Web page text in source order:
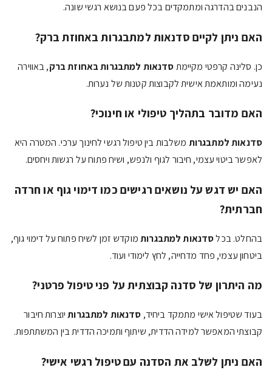
הנבנים בהדרגה ומתמקדים בכל פעם בנושא רגשי שונה.
האם ניתן לקיים סדנאות למתבגרות באחוזת ברק?
כן. סלינה קרפטי מקיימתסדנאות למתבגרות באחוזת ברק, באווירה
נעימה ומותאמת אישית לקבוצות קטנות של נערות.
האם מדובר בתהליך טיפולי או חינוכי?
סדנאות למתבגרות משלבות בין טיפול רגשי לחינוך ערכי. המטרה היא
לאפשר ביטוי עצמי, חיבור לגוף ולנפש, ושיח פתוח על רגשות ויחסים.
האם יש דגש על נושאים רגישים כמו דימוי גוף או חרדה
חברתית?
בהחלט. בכלסדנאות למתבגרותמוקדש זמן לשיח פתוח על דימוי גוף,
ביטחון עצמי, פחד מדחייה, לחץ לימודי ועוד.
מה היתרון של סדנה קבוצתית על פני טיפול פרטני?
בעוד שטיפול אישי מתמקד ביחיד, סדנאות למתבגרותיוצרות חיבור
קבוצתי המאפשר למידה הדדית, שיתוף ותמיכה הדדית בין המשתתפות.
האם ניתן לשלב את הסדנה עם טיפול רגשי אישי?